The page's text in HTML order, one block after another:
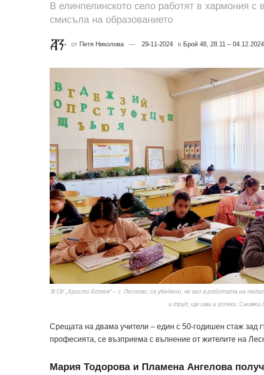
В елинпелинското село работят в хармония с
смисъла на образованието
от Петя Николова 29-11-2024 в Брой 48, 28.11 – 04.12.2024
В ОУ „Христо Ботев“ – с. Лесново, са убедени, че ако в работата на
и труд, ще има и успехи. Снимки
Срещата на двама учители – един с 50-годишен стаж зад
професията, се възприема с вълнение от жителите на
Мария Тодорова и Пламена Ангелова